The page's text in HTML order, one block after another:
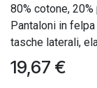
80% cotone,
Pantaloni in
tasche laterali,
19,67 €